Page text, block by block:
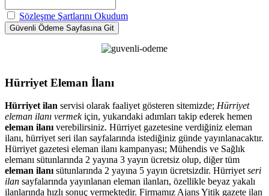
Sözleşme Şartlarını Okudum
Hürriyet Eleman İlanı
Hürriyet ilan servisi olarak faaliyet gösteren sitemizde; Hürriyet
eleman ilanı vermekiçin, yukarıdaki adımları takip ederek hemen
eleman ilanı verebilirsiniz. Hürriyet gazetesine verdiğiniz eleman
ilanı, hürriyet seri ilan sayfalarında istediğiniz günde yayınlanacaktır.
Hürriyet gazetesi eleman ilanı kampanyası; Mühendis ve Sağlık
elemanı sütunlarında 2 yayına 3 yayın ücretsiz olup, diğer tüm
eleman ilanı sütunlarında 2 yayına 5 yayın ücretsizdir. Hürriyet seri
ilan sayfalarında yayınlanan eleman ilanları, özellikle beyaz yakalı
ilanlarında hızlı sonuç vermektedir. Firmamız Ajans Yitik gazete ilan